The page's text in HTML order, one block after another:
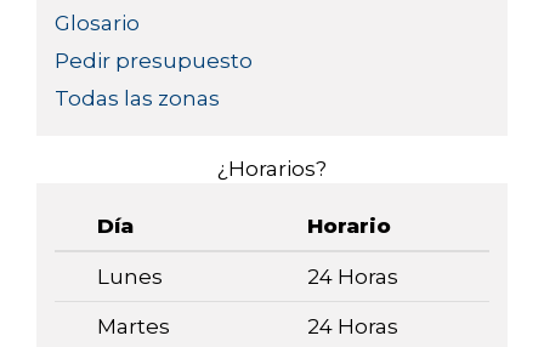
Glosario
Pedir presupuesto
Todas las zonas
¿Horarios?
Día Horario
Lunes 24 Horas
Martes 24 Horas